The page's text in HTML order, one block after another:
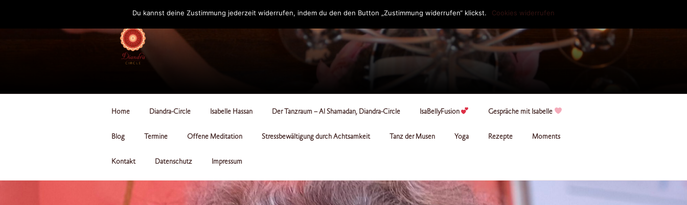
Home Diandra-Circle Isabelle Hassan Der Tanzraum – Al Shamadan, Diandra-Circle IsaBellyFusion Gespräche mit Isabelle
Blog Termine Offene Meditation Stressbewältigung durch Achtsamkeit Tanz der Musen Yoga Rezepte Moments
Kontakt Datenschutz Impressum
Du kannst deine Zustimmung jederzeit widerrufen, indem du den den Button „Zustimmung widerrufen“ klickst. Cookies widerrufen